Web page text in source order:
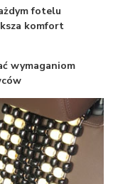
fotelu
komfort
wymaganiom